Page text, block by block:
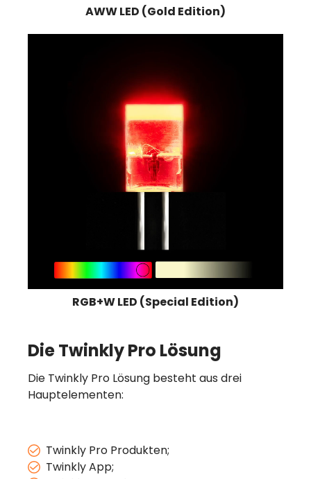
AWW LED (Gold Edition)
RGB+W LED (Special Edition)
Die Twinkly Pro Lösung
Die Twinkly Pro Lösung besteht aus drei
Hauptelementen:
Twinkly Pro Produkten;
Twinkly App;